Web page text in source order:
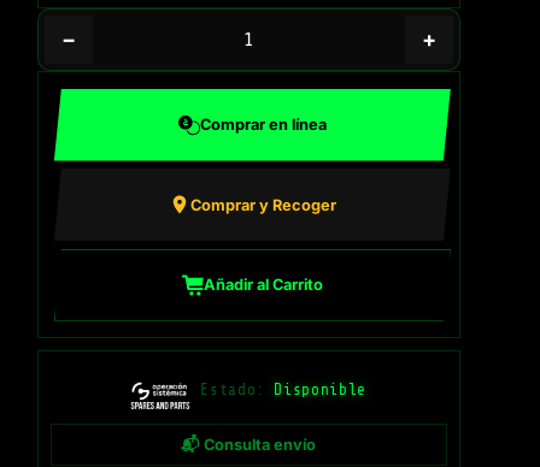
− +
Comprar en línea
Comprar y Recoger
Añadir al Carrito
Estado: Disponible
📬 Consulta envío